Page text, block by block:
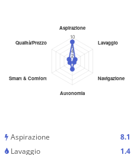
Aspirazione
8.1
Lavaggio
1.4